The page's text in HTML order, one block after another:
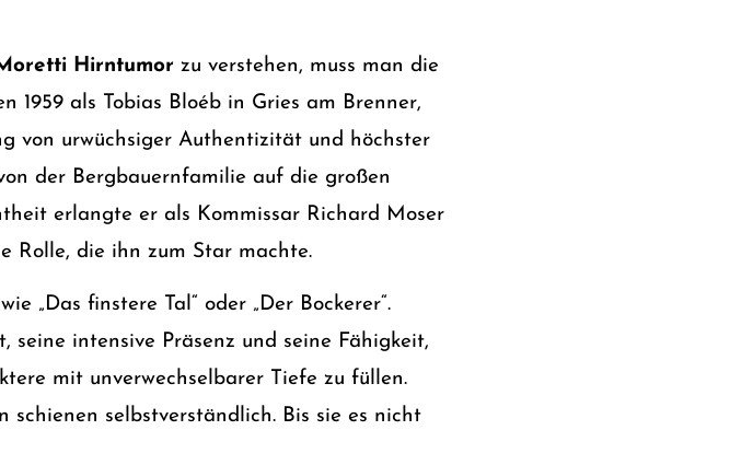
Hirntumor zu verstehen, muss man die
1959 als Tobias Bloéb in Gries am Brenner,
von urwüchsiger Authentizität und höchster
der Bergbauernfamilie auf die großen
erlangte er als Kommissar Richard Moser
Rolle, die ihn zum Star machte.
„Das finstere Tal“ oder „Der Bockerer“.
intensive Präsenz und seine Fähigkeit,
mit unverwechselbarer Tiefe zu füllen.
selbstverständlich. Bis sie es nicht